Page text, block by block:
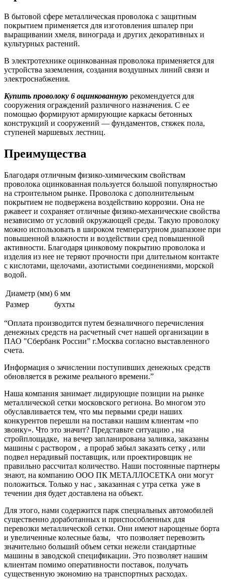
В бытовой сфере металлическая проволока с защитным
покрытием применяется для изготовления шпалер при
выращивании хмеля, винограда и других декоративных и
культурных растений.
В электротехнике оцинкованная проволока применяется для
устройства заземления, создания воздушных линий связи и
электроснабжения.
Купить проволоку 6 оцинкованную рекомендуется для
сооружения ограждений различного назначения. С ее
помощью формируют армирующие каркасы бетонных
конструкций и сооружений — фундаментов, стяжек пола,
ступеней маршевых лестниц.
Преимущества
Благодаря отличным физико-химическим свойствам
проволока оцинкованная пользуется большой популярностью
на строительном рынке. Проволока с дополнительным
покрытием не подвержена воздействию коррозии. Она не
ржавеет и сохраняет отличные физико-механические свойства
независимо от условий окружающей среды. Такую проволоку
можно использовать в широком температурном диапазоне при
повышенной влажности и воздействии сред повышенной
активности. Благодаря цинковому покрытию проволока и
изделия из нее не теряют прочности при длительном контакте
с кислотами, щелочами, азотистыми соединениями, морской
водой.
Диаметр (мм) 6 мм
Размер
бухты
“Оплата производится путем безналичного перечисления
денежных средств на расчетный счет нашей организации в
ПАО "Сбербанк России” г.Москва согласно выставленного
счета.
Информация о зачислении поступивших денежных средств
обновляется в режиме реального времени.”
Наша компания занимает лидирующие позиции на рынке
металлической сетки московского региона. Во многом это
обуславливается тем, что мы первыми среди наших
конкурентов перешли на поставки нашим клиентам «по
звонку». Что это значит? Представьте ситуацию , на
стройплощадке, на вечер запланирована заливка, заказаны
машины с раствором , а прораб забыл заказать сетку , или
подвел нерадивый поставщик, или проектировщик не
правильно рассчитал количество. Наши постоянные партнеры
знают, на компанию ООО ПК МЕТАЛЛОСЕТКА они могут
положиться. Только у нас , заказанная с утра сетка уже в
течении дня будет доставлена на объект.
Для этого, нами содержится парк специальных автомобилей
существенно доработанных и приспособленных для
перевозки металлической сетки. Они имеют нарощеные борта
и увеличенные колесные базы, что позволяет перевозить
значительно больший объем сетки нежели стандартные
машины в заводской спецификации. Это позволяет нашим
клиентам помимо оперативности поставок, получать
существенную экономию на транспортных расходах.